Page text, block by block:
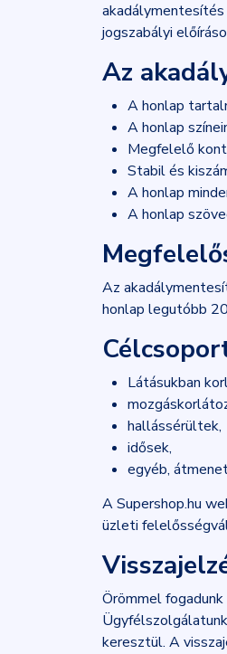
jogszabályi
Az
A honlap
A honlap
Megfelelő
Stabil és
A honlap
A honlap
Az
honlap legutóbb
Látásukban
hallássérültek,
idősek,
egyéb,
A Supershop.hu
üzleti
Örömmel
keresztül. A